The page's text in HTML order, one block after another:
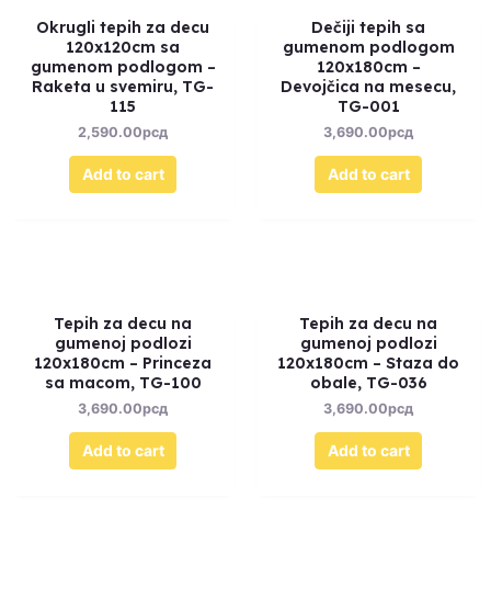
Okrugli tepih za decu
120x120cm sa
gumenom podlogom –
Raketa u svemiru, TG-
115
2,590.00рсд
Add to cart
Dečiji tepih sa
gumenom podlogom
120x180cm –
Devojčica na mesecu,
TG-001
3,690.00рсд
Add to cart
Tepih za decu na
gumenoj podlozi
120x180cm – Princeza
sa macom, TG-100
3,690.00рсд
Add to cart
Tepih za decu na
gumenoj podlozi
120x180cm – Staza do
obale, TG-036
3,690.00рсд
Add to cart